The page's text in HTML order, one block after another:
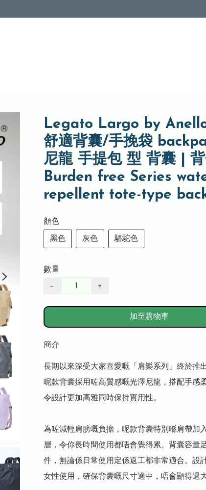
Legato Largo by
舒適背囊/手挽袋
尼龍 手提包 型 背囊 | 背
Burden free Series
repellent tote-type
顏色
黑色 灰色 駱駝色
數量
− +
加至購物車
簡介
長期以來深受大家喜愛嘅「肩樂系列」終於推
呢款背囊採用咗高質感嘅光澤尼龍，搭配手感
令設計更加高雅同時保持實用性。
為咗減輕肩膀嘅負擔，呢款背囊特別喺肩帶加
層，令你長時間使用都唔會覺得累。背囊容量
件，無論係日常使用定係返工都非常適合。設
女性使用，確保背囊嘅尺寸適中，唔會顯得過大